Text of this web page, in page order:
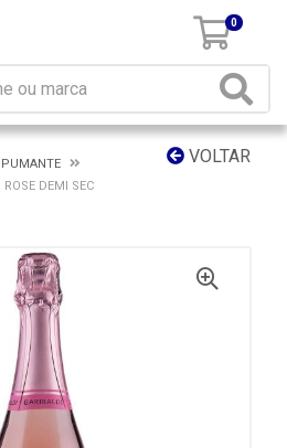
0
VOLTAR
DEMI SEC